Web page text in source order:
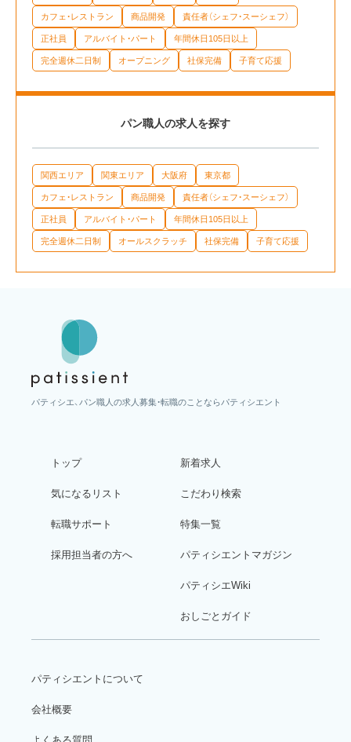
カフェ・レストラン 商品開発 責任者（シェフ・スーシェフ）
正社員 アルバイト・パート 年間休日105日以上
完全週休二日制 オープニング 社保完備 子育て応援
パン職人の求人を探す
関西エリア 関東エリア 大阪府 東京都
カフェ・レストラン 商品開発 責任者（シェフ・スーシェフ）
正社員 アルバイト・パート 年間休日105日以上
完全週休二日制 オールスクラッチ 社保完備 子育て応援
パティシエ、パン職人の求人募集・転職のことならパティシエント
トップ
気になるリスト
転職サポート
採用担当者の方へ
新着求人
こだわり検索
特集一覧
パティシエントマガジン
パティシエWiki
おしごとガイド
パティシエントについて
会社概要